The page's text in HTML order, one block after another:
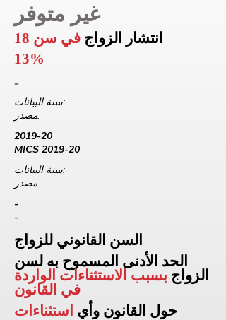
غير متوفر
انتشار الزواج في سن 18
13%
-
سنة البيانات:
مصدر:
2019-20
MICS 2019-20
سنة البيانات:
مصدر:
-
-
السن القانوني للزواج
الحد الأدنى المسموح به لسن
الزواج بسبب الاستثناءات الواردة
في القانون
حول القانون وأي استثناءات